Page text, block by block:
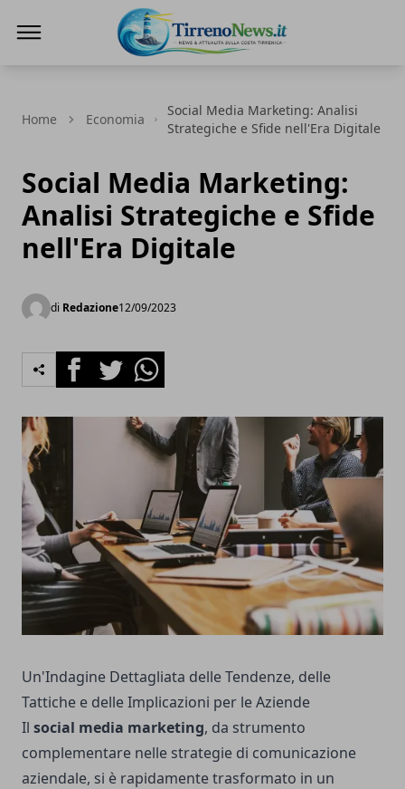
Home Economia
Social Media Marketing: Analisi
Strategiche e Sfide nell'Era Digitale
Social Media Marketing:
Analisi Strategiche e Sfide
nell'Era Digitale
di Redazione12/09/2023
FacebookTwitterWhatsapp
Un'Indagine Dettagliata delle Tendenze, delle
Tattiche e delle Implicazioni per le Aziende
Il social media marketing, da strumento
complementare nelle strategie di comunicazione
aziendale, si è rapidamente trasformato in un